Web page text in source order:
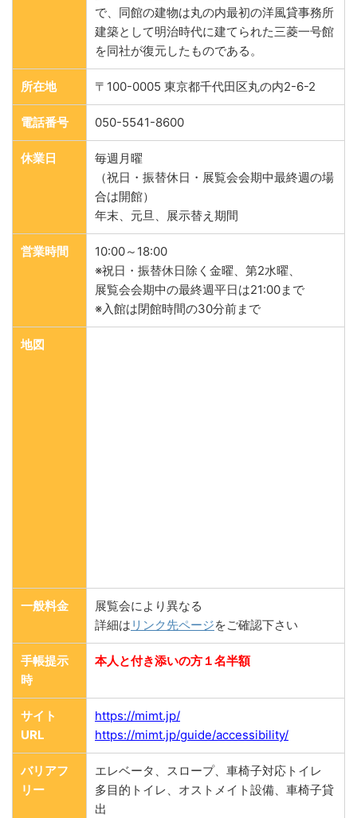
で、同館の建物は丸の内最初の洋風貸事務所
建築として明治時代に建てられた三菱一号館
を同社が復元したものである。
所在地 〒100-0005 東京都千代田区丸の内2-6-2
電話番号 050-5541-8600
休業日
毎週月曜
（祝日・振替休日・展覧会会期中最終週の場
合は開館）
年末、元旦、展示替え期間
営業時間
10:00～18:00
※祝日・振替休日除く金曜、第2水曜、
展覧会会期中の最終週平日は21:00まで
※入館は閉館時間の30分前まで
地図
一般料金
展覧会により異なる
詳細は リンク先ページをご確認下さい
手帳提示
時
本人と付き添いの方１名半額
サイト
URL
https://mimt.jp/
https://mimt.jp/guide/accessibility/
バリアフ
リー
エレベータ、スロープ、車椅子対応トイレ
多目的トイレ、オストメイト設備、車椅子貸
出